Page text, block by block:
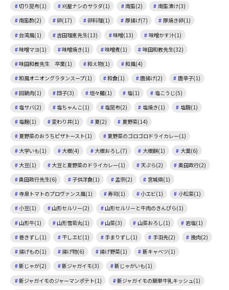
切り昆布(1)
刈屋ナシのサラダ(1) 南蛮(2)
南蛮漬け(3)
南蛮酢(2)
卵(17) 卵料理(1) 厚揚げ(7)
厚焼き卵(1)
台湾風(1)
吉田理恵先生(13) 味噌(13)
味噌かす汁(1)
味噌マヨ(1)
味噌焼き(1) 味噌煮(1)
味田和教先生(32)
味田和教先生 卒業(1)
和え物(1)
和風(4)
和風オニオングラタンスープ(1)
和食(1) 唐揚げ(2)
唐辛子(1)
回鍋肉(1)
団子(3) 坦々麺(1) 塩(1)
塩こうじ(5)
塩サバ(2)
塩ちゃんこ(1) 塩昆布(2) 塩焼き(1)
塩麴(1)
塩麹(1)
変わり丼(1) 夏(2)
夏野菜(14)
夏野菜のおうちピザトースト(1)
夏野菜のゴロゴロドライカレー(1)
大学いも(1)
大根(4) 大根おろし(7) 大根餅(1)
大葉(6)
大豆(1)
大豆と夏野菜のドライカレー(1) 天ぷら(2)
奥田政行(2)
奥田政行先生(6)
子供洋食(1) 孟宗(2)
宮城県(1)
寺泉トマトのプロヴァンス風(1)
寿司(1) 小エビ(1)
小松菜(1)
小豆(1)
山形セルリー(2)
山形セルリーと牛肉のきんぴら(1)
山形牛(1)
山形雪若丸(1) 山菜(3) 山菜おろし(1)
岩塩(1)
巻きずし(1)
干しエビ(1) 手まりずし(1) 手羽先(2)
挽肉(2)
揚げもの(1)
揚げ物(6) 揚げ野菜(1)
新キャベツ(1)
新じゃが(2)
新ジャガイモ(3)
新じゃがいも(1)
新ジャガイモのジャーマンポテト(1)
新ジャガイモの簡単牛乳キッシュ(1)